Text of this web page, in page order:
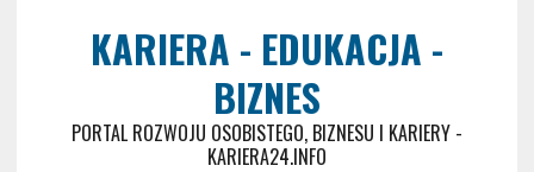
KARIERA - EDUKACJA -
BIZNES
PORTAL ROZWOJU OSOBISTEGO, BIZNESU I KARIERY -
KARIERA24.INFO